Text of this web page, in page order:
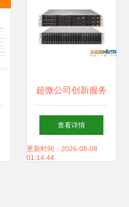
超微公司创新服务
器设计 节省数据中
心空间，存储支持
查看详情
更新时间：2026-08-08
01:14:44